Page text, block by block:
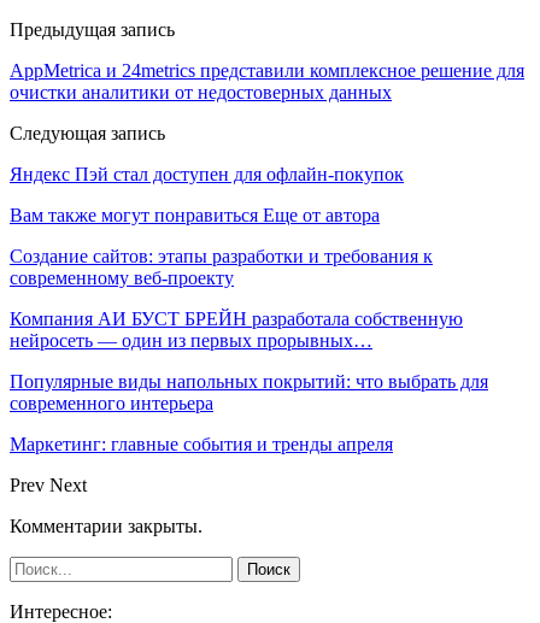
Предыдущая запись
AppMetrica и 24metrics представили комплексное решение для
очистки аналитики от недостоверных данных
Следующая запись
Яндекс Пэй стал доступен для офлайн-покупок
Вам также могут понравиться Еще от автора
Создание сайтов: этапы разработки и требования к
современному веб-проекту
Компания АИ БУСТ БРЕЙН разработала собственную
нейросеть — один из первых прорывных…
Популярные виды напольных покрытий: что выбрать для
современного интерьера
Маркетинг: главные события и тренды апреля
Prev Next
Комментарии закрыты.
Интересное: